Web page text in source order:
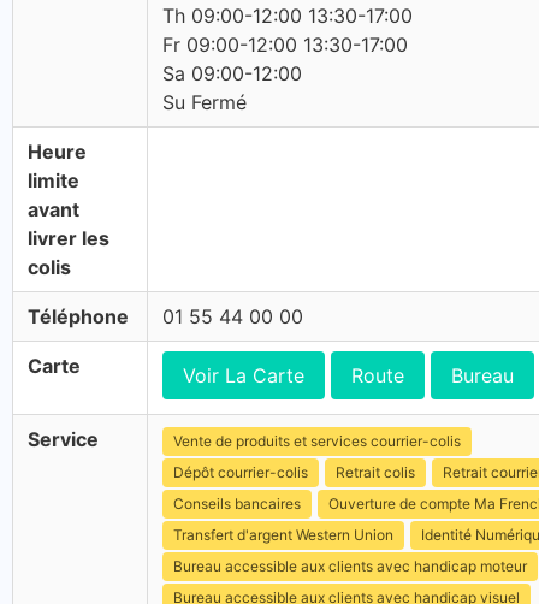
Th 09:00-12:00 13:30-17:00
Fr 09:00-12:00 13:30-17:00
Sa 09:00-12:00
Su Fermé
Heure
limite
avant
livrer les
colis
Téléphone 01 55 44 00 00
Carte Voir La Carte Route Bureau
Service
Vente de produits et services courrier-colis
Dépôt courrier-colis
Retrait colis
Retrait
Conseils bancaires
Ouverture de compte Ma
Transfert d'argent Western Union
Identité
Bureau accessible aux clients avec handicap moteur
Bureau accessible aux clients avec handicap visuel